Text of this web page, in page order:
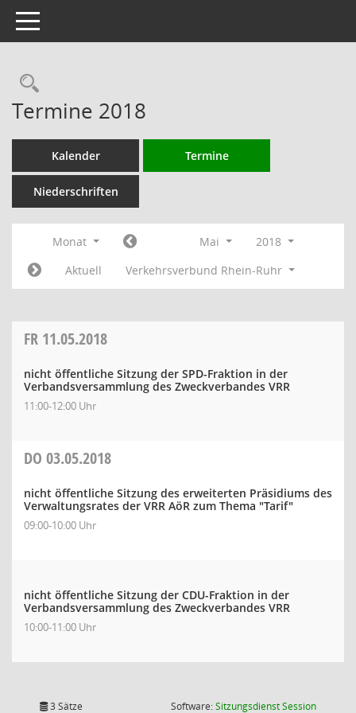
Toggle navigation
Rechercheauswahl
Termine 2018
Kalender Termine
Niederschriften
Monat Mai
2018
Aktuell
Verkehrsverbund Rhein-Ruhr
FR 11.05.2018
nicht öffentliche Sitzung der SPD-Fraktion in der
Verbandsversammlung des Zweckverbandes VRR
11:00-12:00 Uhr
DO 03.05.2018
nicht öffentliche Sitzung des erweiterten Präsidiums des
Verwaltungsrates der VRR AöR zum Thema "Tarif"
09:00-10:00 Uhr
nicht öffentliche Sitzung der CDU-Fraktion in der
Verbandsversammlung des Zweckverbandes VRR
10:00-11:00 Uhr
3 Sätze Software:SitzungsdienstSession(Wird in